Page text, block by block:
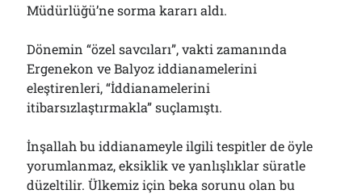
Müdürlüğü’ne sorma kararı aldı.
Dönemin “özel savcıları”, vakti zamanında
Ergenekon ve Balyoz iddianamelerini
eleştirenleri, “İddianamelerini
itibarsızlaştırmakla” suçlamıştı.
İnşallah bu iddianameyle ilgili tespitler de öyle
yorumlanmaz, eksiklik ve yanlışlıklar süratle
düzeltilir. Ülkemiz için beka sorunu olan bu